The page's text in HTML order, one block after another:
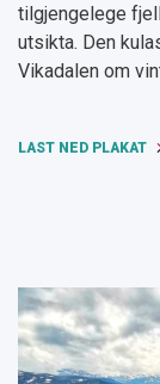
tilgjengelege
utsikta. Den
Vikadalen om
LAST NED PLAKAT